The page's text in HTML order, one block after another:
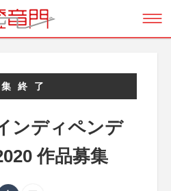
終了
ンディペンデ
作品募集